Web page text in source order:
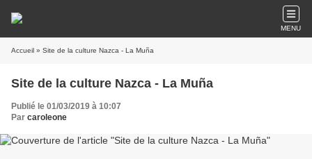
MENU
Accueil » Site de la culture Nazca - La Muña
Site de la culture Nazca - La Muña
Publié le 01/03/2019 à 10:07
Par caroleone